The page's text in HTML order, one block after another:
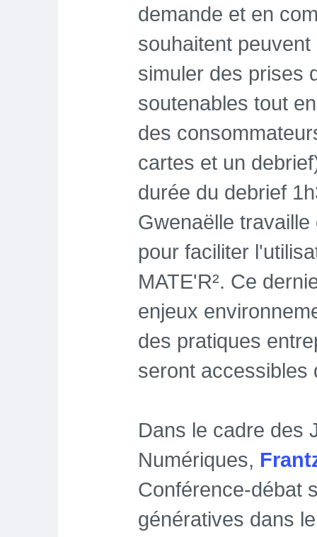
demande et en
souhaitent
simuler des prises
soutenables tout
des
cartes et un
durée du debrief
Gwenaëlle
pour faciliter
MATE'R². Ce
enjeux
des pratiques
seront accessibles
Dans le cadre des
Numériques,
Conférence-débat
génératives dans